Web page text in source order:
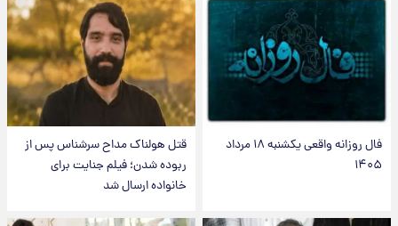
فال روزانه واقعی یکشنبه ۱۸ مرداد
۱۴۰۵
قتل هولناک مداح سرشناس پس از
ربوده شدن؛ فیلم جنایت برای
خانواده ارسال شد